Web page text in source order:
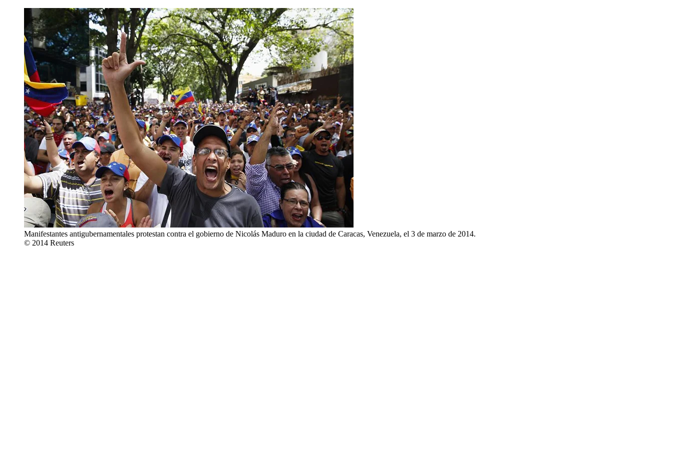
Manifestantes antigubernamentales protestan contra el gobierno de Nicolás Maduro en la ciudad de Caracas, Venezuela, el 3 de marzo de 2014.
© 2014 Reuters